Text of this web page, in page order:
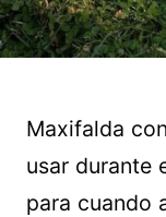
Maxifalda
usar durante
para cuando